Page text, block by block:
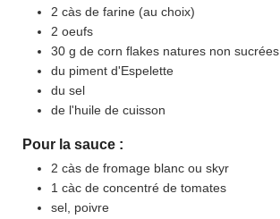
2 càs de farine (au choix)
2 oeufs
30 g de corn flakes natures non sucrées
du piment d'Espelette
du sel
de l'huile de cuisson
Pour la sauce :
2 càs de fromage blanc ou skyr
1 càc de concentré de tomates
sel, poivre